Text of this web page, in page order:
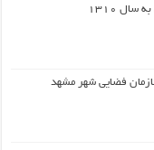
۱۳۱۰
فضایی شهر مشهد